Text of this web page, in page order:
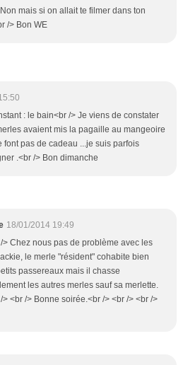
mais si on allait te filmer dans ton
/> Bon WE
: le bain<br /> Je viens de constater
avaient mis la pagaille au mangeoire
font pas de cadeau ...je suis parfois
.<br /> Bon dimanche
18/01/2014 19:49
> Chez nous pas de problème avec les
le merle "résident" cohabite bien
passereaux mais il chasse
les autres merles sauf sa merlette.
> <br /> Bonne soirée.<br /> <br /> <br />